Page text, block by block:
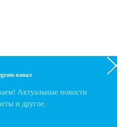
канал
Актуальные новости
и другое.